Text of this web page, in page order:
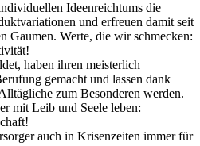
Ideenreichtums die
und erfreuen damit seit
Gaumen. Werte, die wir schmecken:
haben ihren meisterlich
gemacht und lassen dank
zum Besonderen werden.
mit Leib und Seele leben:
auch in Krisenzeiten immer für